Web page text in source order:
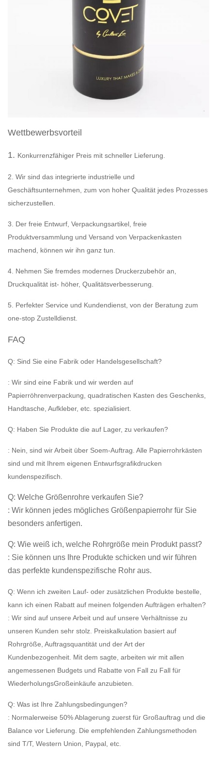
Wettbewerbsvorteil
1. Konkurrenzfähiger Preis mit schneller Lieferung.
2. Wir sind das integrierte industrielle und
Geschäftsunternehmen, zum von hoher Qualität jedes Prozesses
sicherzustellen.
3. Der freie Entwurf, Verpackungsartikel, freie
Produktversammlung und Versand von Verpackenkasten
machend, können wir ihn ganz tun.
4. Nehmen Sie fremdes modernes Druckerzubehör an,
Druckqualität ist- höher, Qualitätsverbesserung.
5. Perfekter Service und Kundendienst, von der Beratung zum
one-stop Zustelldienst.
FAQ
Q: Sind Sie eine Fabrik oder Handelsgesellschaft?
: Wir sind eine Fabrik und wir werden auf
Papierröhrenverpackung, quadratischen Kasten des Geschenks,
Handtasche, Aufkleber, etc. spezialisiert.
Q: Haben Sie Produkte die auf Lager, zu verkaufen?
: Nein, sind wir Arbeit über Soem-Auftrag. Alle Papierrohrkästen
sind und mit Ihrem eigenen Entwurfsgrafikdrucken
kundenspezifisch.
Q: Welche Größenrohre verkaufen Sie?
: Wir können jedes mögliches Größenpapierrohr für Sie
besonders anfertigen.
Q: Wie weiß ich, welche Rohrgröße mein Produkt passt?
: Sie können uns Ihre Produkte schicken und wir führen
das perfekte kundenspezifische Rohr aus.
Q: Wenn ich zweiten Lauf- oder zusätzlichen Produkte bestelle,
kann ich einen Rabatt auf meinen folgenden Aufträgen erhalten?
: Wir sind auf unsere Arbeit und auf unsere Verhältnisse zu
unseren Kunden sehr stolz. Preiskalkulation basiert auf
Rohrgröße, Auftragsquantität und der Art der
Kundenbezogenheit. Mit dem sagte, arbeiten wir mit allen
angemessenen Budgets und Rabatte von Fall zu Fall für
WiederholungsGroßeinkäufe anzubieten.
Q: Was ist Ihre Zahlungsbedingungen?
: Normalerweise 50% Ablagerung zuerst für Großauftrag und die
Balance vor Lieferung. Die empfehlenden Zahlungsmethoden
sind T/T, Western Union, Paypal, etc.